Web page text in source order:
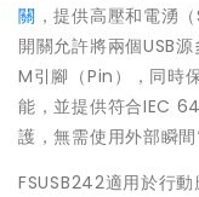
關 ，提供高壓和電湧
開關允許將兩個USB
M引腳（Pin），同時
能，並提供符合IEC
護，無需使用外部瞬間
FSUSB242適用於行